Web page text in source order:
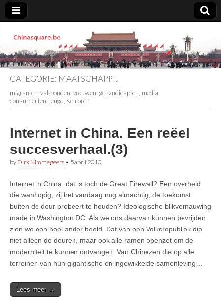
Chinasquare.be
CATEGORIE: MAATSCHAPPIJ
migranten, vakbonden, vrouwen, gehandicapten, media
consumenten, jeugd, senioren
Internet in China. Een reëel
succesverhaal.(3)
by Dirk Nimmegeers • 5 april 2010
Internet in China, dat is toch de Great Firewall? Een overheid
die wanhopig, zij het vandaag nog almachtig, de toekomst
buiten de deur probeert te houden? Ideologische blikvernauwing
made in Washington DC. Als we ons daarvan kunnen bevrijden
zien we een heel ander beeld. Dat van een Volksrepubliek die
niet alleen de deuren, maar ook alle ramen openzet om de
moderniteit te kunnen ontvangen. Van Chinezen die op alle
terreinen van hun gigantische en ingewikkelde samenleving…
Lees meer →